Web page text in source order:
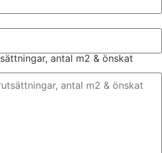
antal m2 & önskat